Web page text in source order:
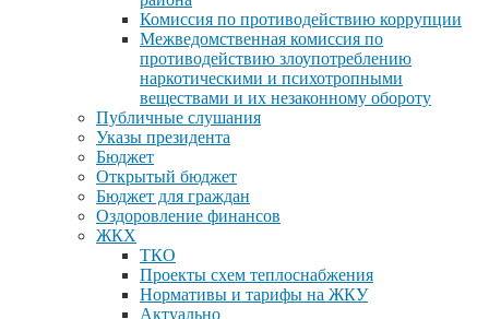
Комиссия по противодействию коррупции
Межведомственная комиссия по
противодействию злоупотреблению
наркотическими и психотропными
веществами и их незаконному обороту
Публичные слушания
Указы президента
Бюджет
Открытый бюджет
Бюджет для граждан
Оздоровление финансов
ЖКХ
ТКО
Проекты схем теплоснабжения
Нормативы и тарифы на ЖКУ
Актуально